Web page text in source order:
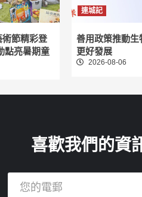
節精彩登
點亮暑期童
連城記
善用政策推動生
更好發展
2026-08-06
喜歡我們的資